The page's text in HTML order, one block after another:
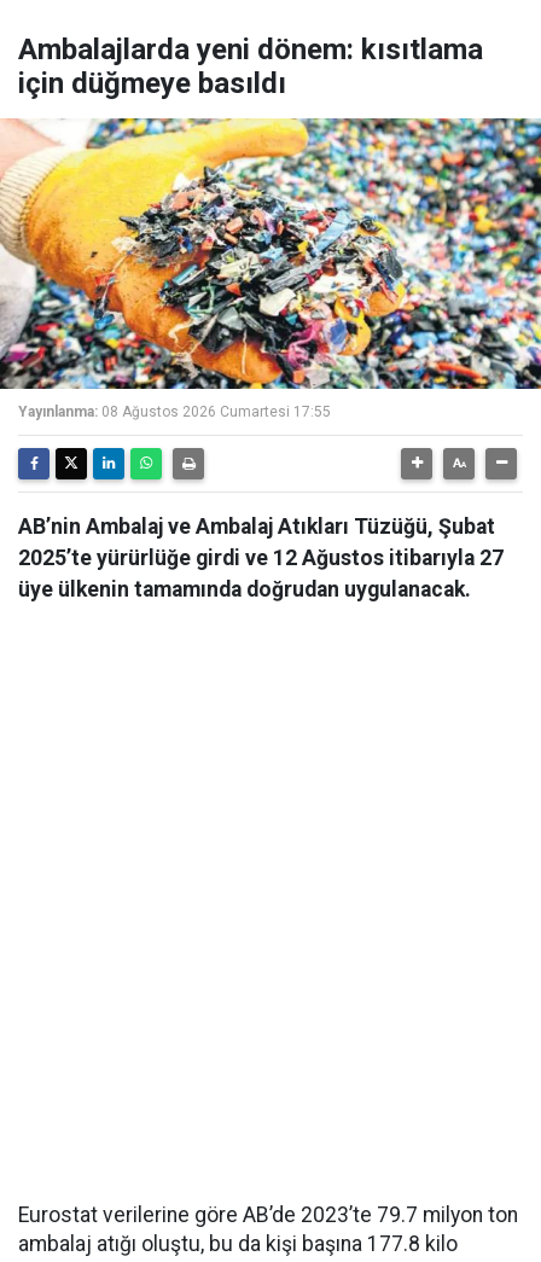
Ambalajlarda yeni dönem: kısıtlama
için düğmeye basıldı
Yayınlanma: 08 Ağustos 2026 Cumartesi 17:55
AB’nin Ambalaj ve Ambalaj Atıkları Tüzüğü, Şubat
2025’te yürürlüğe girdi ve 12 Ağustos itibarıyla 27
üye ülkenin tamamında doğrudan uygulanacak.
Eurostat verilerine göre AB’de 2023’te 79.7 milyon ton
ambalaj atığı oluştu, bu da kişi başına 177.8 kilo